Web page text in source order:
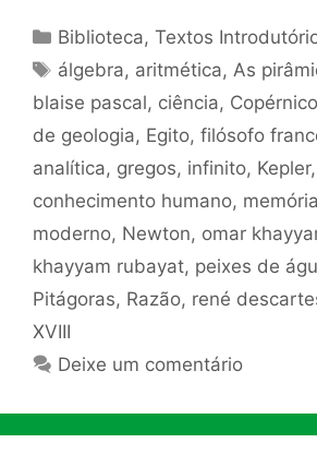
Categorias
Biblioteca,Textos
Tags
álgebra, aritmética,As
blaise pascal, ciência, Copérnico
de geologia, Egito, filósofo
analítica, gregos, infinito, Kepler,
conhecimento humano, memória
moderno, Newton, omar
khayyam rubayat, peixes de
Pitágoras, Razão, rené
XVIII
Deixe um comentário